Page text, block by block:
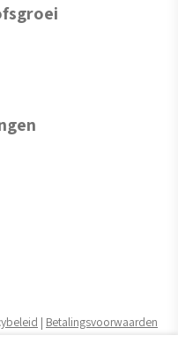
| Betalingsvoorwaarden